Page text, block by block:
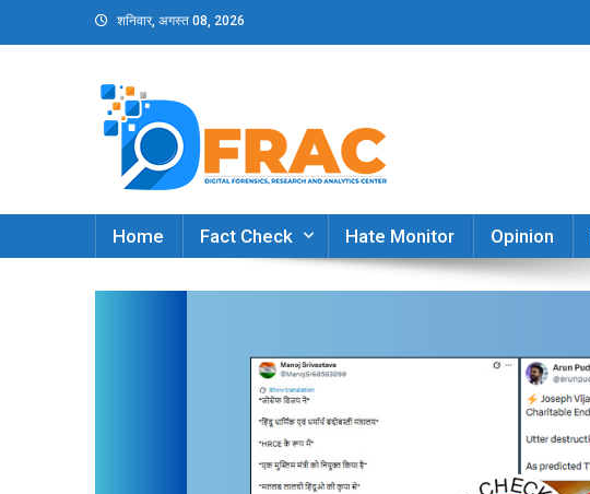
to
शनिवार, अगस्त 08, 2026
DFRAC_ORG
Digital Forensics, Research and Analytics Center
Home
Fact Check Hate Monitor Opinion